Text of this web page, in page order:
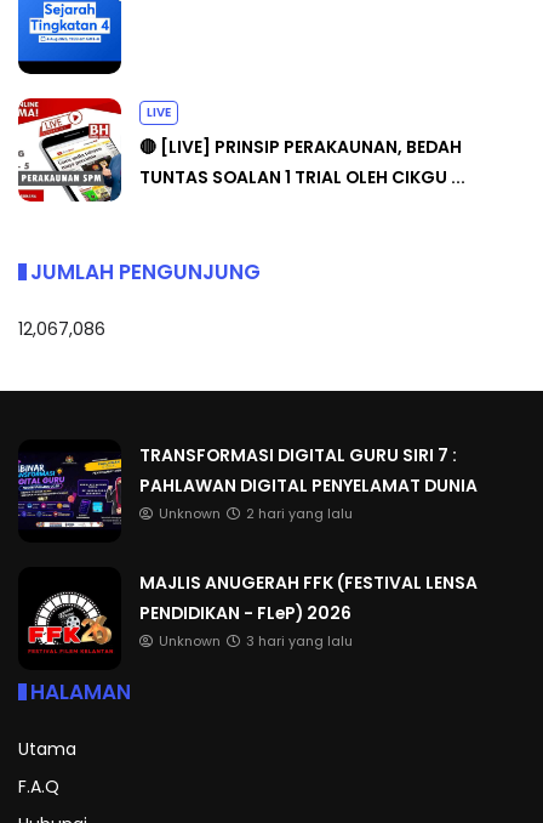
LIVE
🔴 [LIVE] PRINSIP PERAKAUNAN, BEDAH
TUNTAS SOALAN 1 TRIAL OLEH CIKGU ...
JUMLAH PENGUNJUNG
12,067,086
TRANSFORMASI DIGITAL GURU SIRI 7 :
PAHLAWAN DIGITAL PENYELAMAT DUNIA
Unknown 2 hari yang lalu
MAJLIS ANUGERAH FFK (FESTIVAL LENSA
PENDIDIKAN - FLeP) 2026
Unknown 3 hari yang lalu
HALAMAN
Utama
F.A.Q